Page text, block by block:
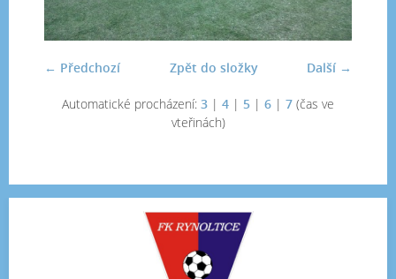
← Předchozí Další →
Zpět do složky
Automatické procházení: 3 | 4 | 5 | 6 | 7 (čas ve
vteřinách)